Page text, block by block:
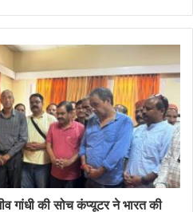
गांधी की सोच कंप्यूटर ने भारत की